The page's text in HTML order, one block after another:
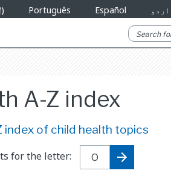
Português Español اردو
A-Z index
index of child health topics
for the letter: